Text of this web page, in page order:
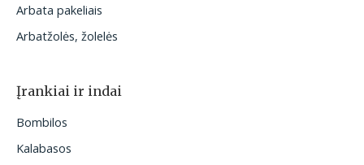
Arbata pakeliais
Arbatžolės, žolelės
Įrankiai ir indai
Bombilos
Kalabasos